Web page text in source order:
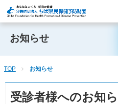
お知らせ
TOP お知らせ
受診者様へのお知